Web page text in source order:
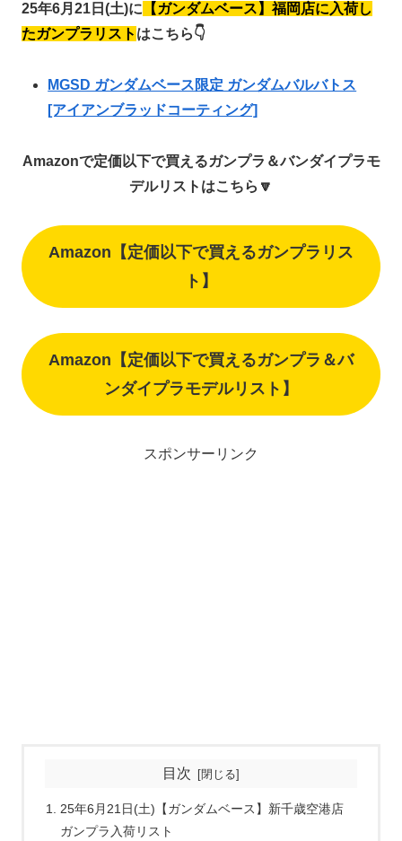
25年6月21日(土)に 【ガンダムベース】福岡店に入荷し
たガンプラリスト はこちら👇
MGSD ガンダムベース限定 ガンダムバルバトス
[アイアンブラッドコーティング]
Amazonで定価以下で買えるガンプラ＆バンダイプラモ
デルリストはこちら🔽
Amazon【定価以下で買えるガンプラリス
ト】
Amazon【定価以下で買えるガンプラ＆バ
ンダイプラモデルリスト】
スポンサーリンク
目次
25年6月21日(土)【ガンダムベース】新千歳空港店
ガンプラ入荷リスト